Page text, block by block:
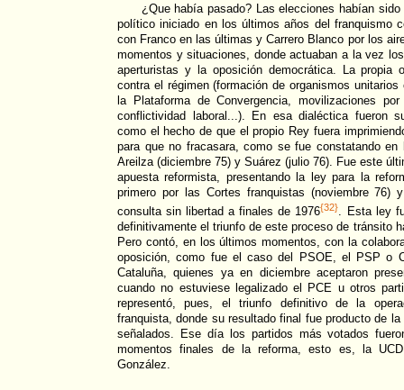
¿Que había pasado? Las elecciones habían
político iniciado en los últimos años del franquismo
con Franco en las últimas y Carrero Blanco por los
momentos y situaciones, donde actuaban a la vez
aperturistas y la oposición democrática. La propia
contra el régimen (formación de organismos
la Plataforma de Convergencia, movilizaciones
conflictividad laboral...). En esa dialéctica fueron
como el hecho de que el propio Rey fuera
para que no fracasara, como se fue constatando en
Areilza (diciembre 75) y Suárez (julio 76). Fue este
apuesta reformista, presentando la ley para la
primero por las Cortes franquistas (noviembre 76)
consulta sin libertad a finales de 1976{32}. Esta ley
definitivamente el triunfo de este proceso de tránsito
Pero contó, en los últimos momentos, con la
oposición, como fue el caso del PSOE, el PSP o
Cataluña, quienes ya en diciembre aceptaron
cuando no estuviese legalizado el PCE u otros
representó, pues, el triunfo definitivo de la
franquista, donde su resultado final fue producto de
señalados. Ese día los partidos más votados
momentos finales de la reforma, esto es, la
González.